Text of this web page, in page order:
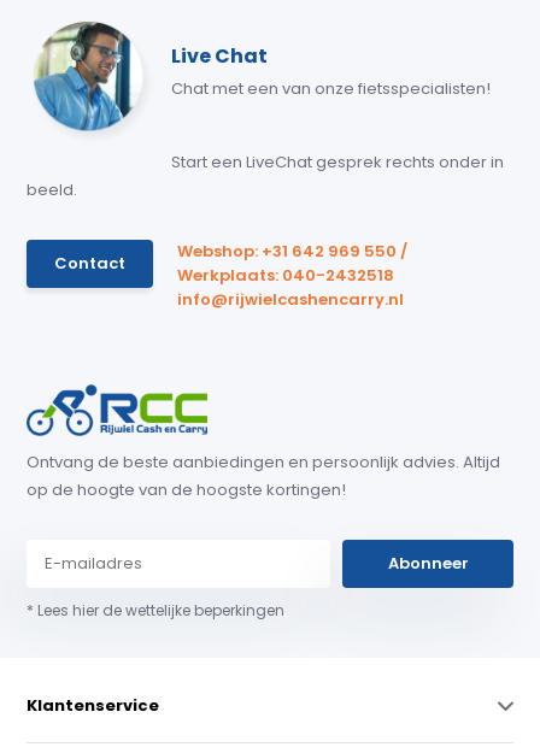
Live Chat
Chat met een van onze fietsspecialisten!
Start een LiveChat gesprek rechts onder in
beeld.
Contact
Webshop: +31 642 969 550 /
Werkplaats: 040-2432518
info@rijwielcashencarry.nl
Ontvang de beste aanbiedingen en persoonlijk advies. Altijd
op de hoogte van de hoogste kortingen!
Abonneer
* Lees hier de wettelijke beperkingen
Klantenservice